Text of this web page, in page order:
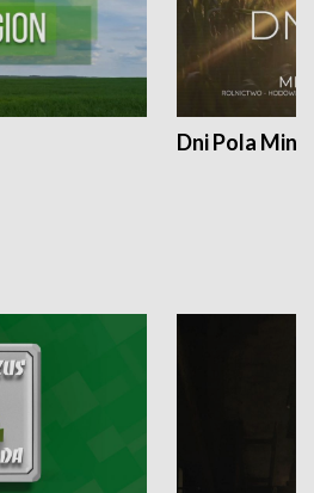
Dni Pola